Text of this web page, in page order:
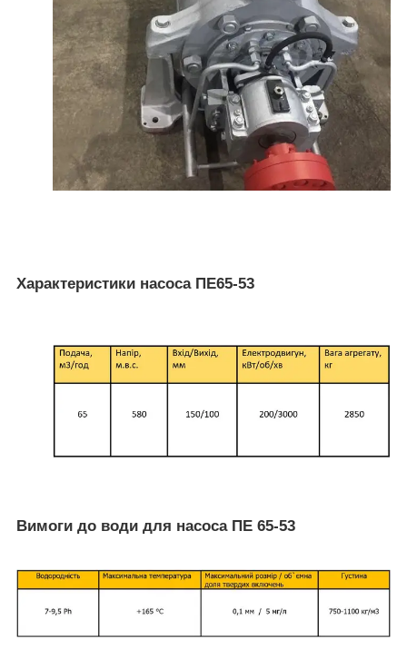
Характеристики насоса ПЕ65-53
Вимоги до води для насоса ПЕ 65-53